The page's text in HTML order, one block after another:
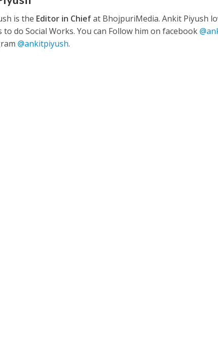
कुलदीप कुमार की “गौरी शंकर की प्रेम कहानी” ने मचाया धमाल
is the Editor in Chiefat BhojpuriMedia. Ankit Piyush
to do Social Works. You can Follow him on facebook
@ankitpiyush.